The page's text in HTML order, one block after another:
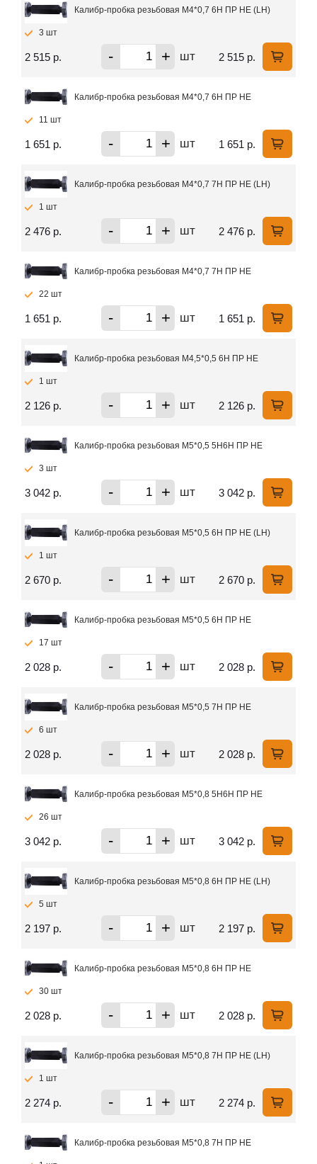
Калибр-пробка резьбовая М4*0,7 6Н ПР НЕ (LH)
3 шт
2 515 р. - + шт 2 515 р.
Калибр-пробка резьбовая М4*0,7 6Н ПР НЕ
11 шт
1 651 р. - + шт 1 651 р.
Калибр-пробка резьбовая М4*0,7 7Н ПР НЕ (LH)
1 шт
2 476 р. - + шт 2 476 р.
Калибр-пробка резьбовая М4*0,7 7Н ПР НЕ
22 шт
1 651 р. - + шт 1 651 р.
Калибр-пробка резьбовая М4,5*0,5 6Н ПР НЕ
1 шт
2 126 р. - + шт 2 126 р.
Калибр-пробка резьбовая М5*0,5 5Н6Н ПР НЕ
3 шт
3 042 р. - + шт 3 042 р.
Калибр-пробка резьбовая М5*0,5 6Н ПР НЕ (LH)
1 шт
2 670 р. - + шт 2 670 р.
Калибр-пробка резьбовая М5*0,5 6Н ПР НЕ
17 шт
2 028 р. - + шт 2 028 р.
Калибр-пробка резьбовая М5*0,5 7Н ПР НЕ
6 шт
2 028 р. - + шт 2 028 р.
Калибр-пробка резьбовая М5*0,8 5Н6Н ПР НЕ
26 шт
3 042 р. - + шт 3 042 р.
Калибр-пробка резьбовая М5*0,8 6Н ПР НЕ (LH)
5 шт
2 197 р. - + шт 2 197 р.
Калибр-пробка резьбовая М5*0,8 6Н ПР НЕ
30 шт
2 028 р. - + шт 2 028 р.
Калибр-пробка резьбовая М5*0,8 7Н ПР НЕ (LH)
1 шт
2 274 р. - + шт 2 274 р.
Калибр-пробка резьбовая М5*0,8 7Н ПР НЕ